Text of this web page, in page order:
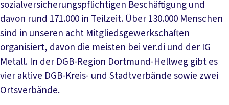
sozialversicherungspflichtigen Beschäftigung und
davon rund 171.000 in Teilzeit. Über 130.000 Menschen
sind in unseren acht Mitgliedsgewerkschaften
organisiert, davon die meisten bei ver.di und der IG
Metall. In der DGB-Region Dortmund-Hellweg gibt es
vier aktive DGB-Kreis- und Stadtverbände sowie zwei
Ortsverbände.